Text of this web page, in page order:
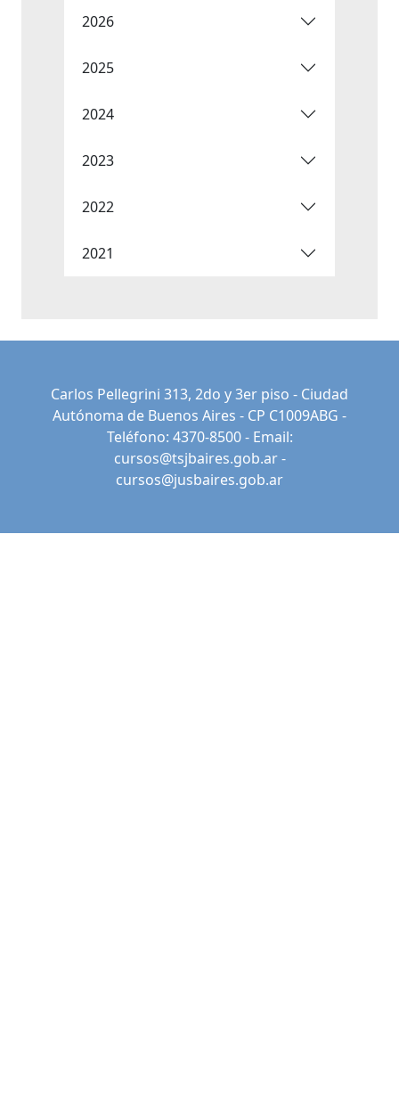
2026
2025
2024
2023
2022
2021
Carlos Pellegrini 313, 2do y 3er piso - Ciudad
Autónoma de Buenos Aires - CP C1009ABG -
Teléfono: 4370-8500 - Email:
cursos@tsjbaires.gob.ar-
cursos@jusbaires.gob.ar